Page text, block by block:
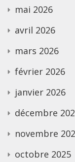
mai 2026
avril 2026
mars 2026
février 2026
janvier 2026
décembre
novembre
octobre 2025